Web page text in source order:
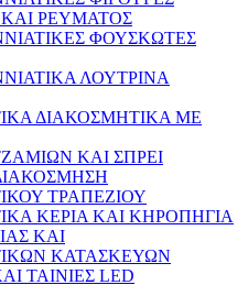
ΡΕΥΜΑΤΟΣ
ΦΟΥΣΚΩΤΕΣ
ΛΟΥΤΡΙΝΑ
ΔΙΑΚΟΣΜΗΤΙΚΑ ΜΕ
ΚΑΙ ΣΠΡΕΙ
ΤΡΑΠΕΖΙΟΥ
ΚΕΡΙΑ ΚΑΙ ΚΗΡΟΠΗΓΙΑ
ΚΑΙ
ΚΑΤΑΣΚΕΥΩΝ
ΤΑΙΝΙΕΣ LED